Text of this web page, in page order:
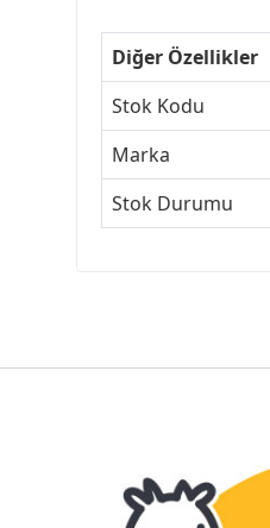
Diğer Özellikler
Stok Kodu
Marka
Stok Durumu